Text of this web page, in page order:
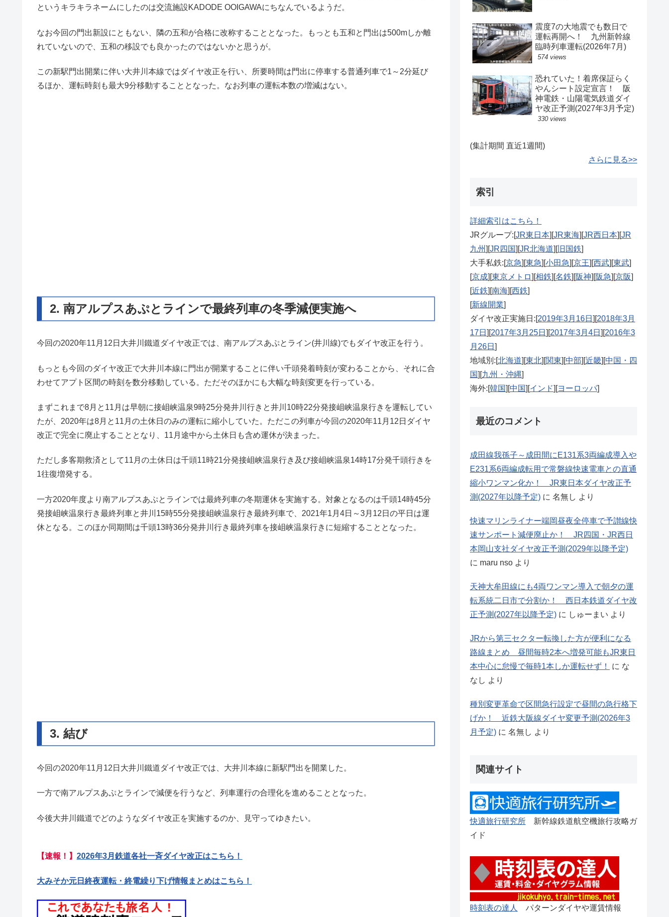
というキラキラネームにしたのは交流施設KADODE OOIGAWAにちなんでいるようだ。
なお今回の門出新設にともない、隣の五和が合格に改称することとなった。もっとも五和と門出は500mしか離
れていないので、五和の移設でも良かったのではないかと思うが。
この新駅門出開業に伴い大井川本線ではダイヤ改正を行い、所要時間は門出に停車する普通列車で1～2分延び
るほか、運転時刻も最大9分移動することとなった。なお列車の運転本数の増減はない。
2. 南アルプスあぷとラインで最終列車の冬季減便実施へ
今回の2020年11月12日大井川鐵道ダイヤ改正では、南アルプスあぷとライン(井川線)でもダイヤ改正を行う。
もっとも今回のダイヤ改正で大井川本線に門出が開業することに伴い千頭発着時刻が変わることから、それに合
わせてアプト区間の時刻を数分移動している。ただそのほかにも大幅な時刻変更を行っている。
まずこれまで8月と11月は早朝に接岨峡温泉9時25分発井川行きと井川10時22分発接岨峡温泉行きを運転してい
たが、2020年は8月と11月の土休日のみの運転に縮小していた。ただこの列車が今回の2020年11月12日ダイヤ
改正で完全に廃止することとなり、11月途中から土休日も含め運休が決まった。
ただし多客期救済として11月の土休日は千頭11時21分発接岨峡温泉行き及び接岨峡温泉14時17分発千頭行きを
1往復増発する。
一方2020年度より南アルプスあぷとラインでは最終列車の冬期運休を実施する。対象となるのは千頭14時45分
発接岨峡温泉行き最終列車と井川15時55分発接岨峡温泉行き最終列車で、2021年1月4日～3月12日の平日は運
休となる。このほか同期間は千頭13時36分発井川行き最終列車を接岨峡温泉行きに短縮することとなった。
3. 結び
今回の2020年11月12日大井川鐵道ダイヤ改正では、大井川本線に新駅門出を開業した。
一方で南アルプスあぷとラインで減便を行うなど、列車運行の合理化を進めることとなった。
今後大井川鐵道でどのようなダイヤ改正を実施するのか、見守ってゆきたい。
【速報！】 2026年3月鉄道各社一斉ダイヤ改正はこちら！
大みそか元日終夜運転・終電繰り下げ情報まとめはこちら！
震度7の大地震でも数日で
運転再開へ！ 九州新幹線
臨時列車運転(2026年7月)
574 views
恐れていた！着席保証らく
やんシート設定宣言！ 阪
神電鉄・山陽電気鉄道ダイ
ヤ改正予測(2027年3月予定)
330 views
(集計期間 直近1週間)
さらに見る>>
索引
詳細索引はこちら！
JRグループ:[ JR東日本 JR東海 JR西日本 JR
九州
JR四国 JR北海道 旧国鉄
大手私鉄:[ 京急 東急 小田急 京王 西武 東武
京成 東京メトロ 相鉄 名鉄 阪神 阪急 京阪
近鉄 南海 西鉄
新線開業
ダイヤ改正実施日:[ 2019年3月16日
2018年3月
17日
2017年3月25日 2017年3月4日
2016年3
月26日
地域別:[ 北海道 東北 関東 中部 近畿 中国・四
国
九州・沖縄
海外:[ 韓国 中国 インド ヨーロッパ]
最近のコメント
成田線我孫子～成田間にE131系3両編成導入や
E231系6両編成転用で常磐線快速電車との直通
縮小ワンマン化か！ JR東日本ダイヤ改正予
測(2027年以降予定) に 名無し より
快速マリンライナー端岡昼夜全停車で予讃線快
速サンポート減便廃止か！ JR四国・JR西日
本岡山支社ダイヤ改正予測(2029年以降予定)
に maru nso より
天神大牟田線にも4両ワンマン導入で朝夕の運
転系統二日市で分割か！ 西日本鉄道ダイヤ改
正予測(2027年以降予定) に しゅーまい より
JRから第三セクター転換した方が便利になる
路線まとめ 昼間毎時2本へ増発可能もJR東日
本中心に怠慢で毎時1本しか運転せず！
に な
なし より
種別変更革命で区間急行設定で昼間の急行格下
げか！ 近鉄大阪線ダイヤ変更予測(2026年3
月予定) に 名無し より
関連サイト
快適旅行研究所 新幹線鉄道航空機旅行攻略ガ
イド
時刻表の達人 パターンダイヤや運賃情報